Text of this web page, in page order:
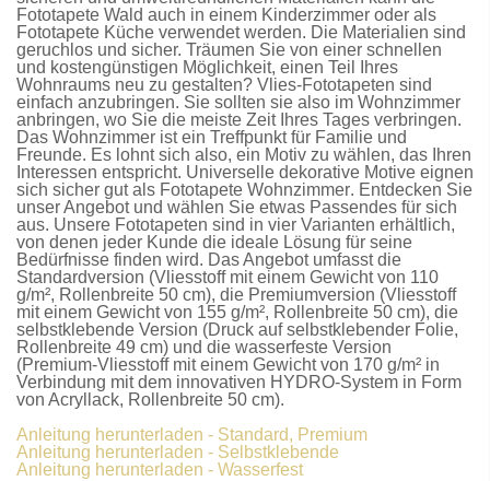
Fototapete Wald auch in einem Kinderzimmer oder als
Fototapete Küche verwendet werden. Die Materialien sind
geruchlos und sicher. Träumen Sie von einer schnellen
und kostengünstigen Möglichkeit, einen Teil Ihres
Wohnraums neu zu gestalten? Vlies-Fototapeten sind
einfach anzubringen. Sie sollten sie also im Wohnzimmer
anbringen, wo Sie die meiste Zeit Ihres Tages verbringen.
Das Wohnzimmer ist ein Treffpunkt für Familie und
Freunde. Es lohnt sich also, ein Motiv zu wählen, das Ihren
Interessen entspricht. Universelle dekorative Motive eignen
sich sicher gut als Fototapete Wohnzimmer. Entdecken Sie
unser Angebot und wählen Sie etwas Passendes für sich
aus. Unsere Fototapeten sind in vier Varianten erhältlich,
von denen jeder Kunde die ideale Lösung für seine
Bedürfnisse finden wird. Das Angebot umfasst die
Standardversion (Vliesstoff mit einem Gewicht von 110
g/m², Rollenbreite 50 cm), die Premiumversion (Vliesstoff
mit einem Gewicht von 155 g/m², Rollenbreite 50 cm), die
selbstklebende Version (Druck auf selbstklebender Folie,
Rollenbreite 49 cm) und die wasserfeste Version
(Premium-Vliesstoff mit einem Gewicht von 170 g/m² in
Verbindung mit dem innovativen HYDRO-System in Form
von Acryllack, Rollenbreite 50 cm).
Anleitung herunterladen - Standard, Premium
Anleitung herunterladen - Selbstklebende
Anleitung herunterladen - Wasserfest